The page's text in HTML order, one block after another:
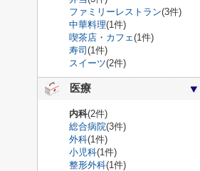
ファミリーレストラン(3件)
中華料理(1件)
喫茶店・カフェ(1件)
寿司 (1件)
スイーツ(2件)
医療
内科(2件)
総合病院(3件)
外科(1件)
小児科(1件)
整形外科(1件)